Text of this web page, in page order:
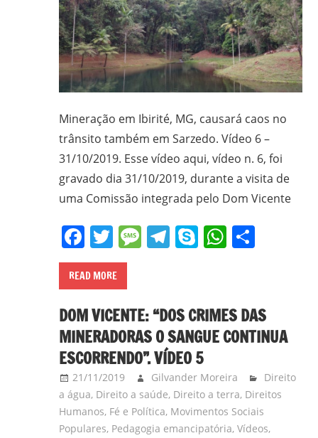
Mineração em Ibirité, MG, causará caos no
trânsito também em Sarzedo. Vídeo 6 –
31/10/2019. Esse vídeo aqui, vídeo n. 6, foi
gravado dia 31/10/2019, durante a visita de
uma Comissão integrada pelo Dom Vicente
Facebook
Twitter
Message
Telegram
SkypeShare
READ MORE
DOM VICENTE: “DOS CRIMES DAS
MINERADORAS O SANGUE CONTINUA
ESCORRENDO”. VÍDEO 5
21/11/2019 Gilvander Moreira
Direito
a água, Direito a saúde, Direito a terra, Direitos
Humanos, Fé e Política, Movimentos Sociais
Populares, Pedagogia emancipatória, Vídeos,